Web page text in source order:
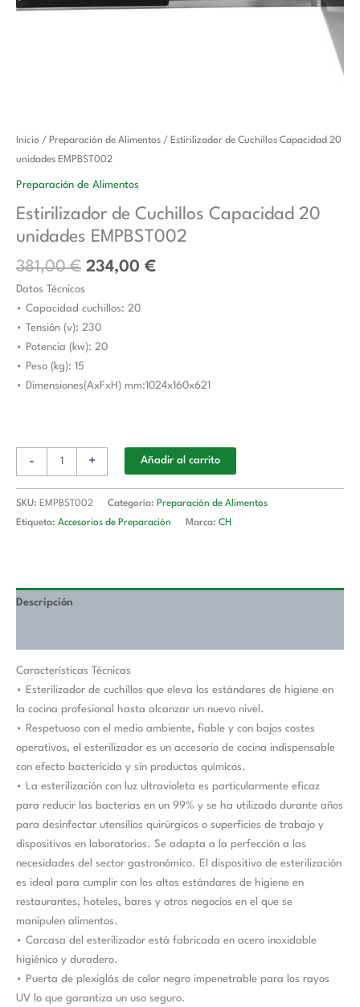
Inicio / Preparación de Alimentos / Estirilizador de Cuchillos Capacidad 20
unidades EMPBST002
Preparación de Alimentos
Estirilizador de Cuchillos Capacidad 20
unidades EMPBST002
381,00€
El
precio
original
381,00 €.
234,00 €
El
234,00 €.
Datos Técnicos
• Capacidad cuchillos: 20
• Tensión (v): 230
• Potencia (kw): 20
• Peso (kg): 15
• Dimensiones(AxFxH) mm:1024x160x621
-
Estirilizador
de
Cuchillos
20
unidades
cantidad
+ Añadir al carrito
SKU: EMPBST002 Categoría: Preparación de Alimentos
Etiqueta: Accesorios de Preparación Marca: CH
Descripción
Características Técnicas
• Esterilizador de cuchillos que eleva los estándares de higiene en
la cocina profesional hasta alcanzar un nuevo nivel.
• Respetuoso con el medio ambiente, fiable y con bajos costes
operativos, el esterilizador es un accesorio de cocina indispensable
con efecto bactericida y sin productos químicos.
• La esterilización con luz ultravioleta es particularmente eficaz
para reducir las bacterias en un 99% y se ha utilizado durante años
para desinfectar utensilios quirúrgicos o superficies de trabajo y
dispositivos en laboratorios. Se adapta a la perfección a las
necesidades del sector gastronómico. El dispositivo de esterilización
es ideal para cumplir con los altos estándares de higiene en
restaurantes, hoteles, bares y otros negocios en el que se
manipulen alimentos.
• Carcasa del esterilizador está fabricada en acero inoxidable
higiénico y duradero.
• Puerta de plexiglás de color negro impenetrable para los rayos
UV lo que garantiza un uso seguro.